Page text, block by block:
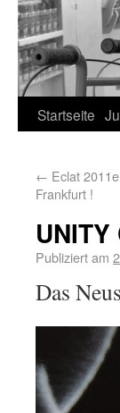
Startseite
← Eclat
Frankfurt !
Publiziert am
Das